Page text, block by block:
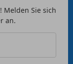
Melden Sie sich
an.